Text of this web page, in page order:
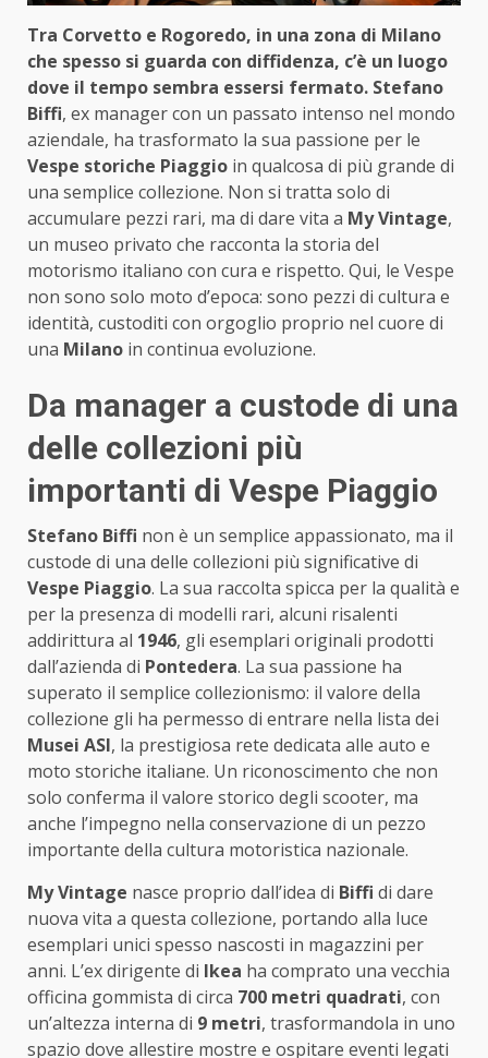
Tra Corvetto e Rogoredo, in una zona di Milano
che spesso si guarda con diffidenza, c’è un luogo
dove il tempo sembra essersi fermato. Stefano
Biffi, ex manager con un passato intenso nel mondo
aziendale, ha trasformato la sua passione per le
Vespe storiche Piaggio in qualcosa di più grande di
una semplice collezione. Non si tratta solo di
accumulare pezzi rari, ma di dare vita a My Vintage,
un museo privato che racconta la storia del
motorismo italiano con cura e rispetto. Qui, le Vespe
non sono solo moto d’epoca: sono pezzi di cultura e
identità, custoditi con orgoglio proprio nel cuore di
una Milano in continua evoluzione.
Da manager a custode di una
delle collezioni più
importanti di Vespe Piaggio
Stefano Biffi non è un semplice appassionato, ma il
custode di una delle collezioni più significative di
Vespe Piaggio. La sua raccolta spicca per la qualità e
per la presenza di modelli rari, alcuni risalenti
addirittura al 1946, gli esemplari originali prodotti
dall’azienda di Pontedera. La sua passione ha
superato il semplice collezionismo: il valore della
collezione gli ha permesso di entrare nella lista dei
Musei ASI, la prestigiosa rete dedicata alle auto e
moto storiche italiane. Un riconoscimento che non
solo conferma il valore storico degli scooter, ma
anche l’impegno nella conservazione di un pezzo
importante della cultura motoristica nazionale.
My Vintage nasce proprio dall’idea di Biffi di dare
nuova vita a questa collezione, portando alla luce
esemplari unici spesso nascosti in magazzini per
anni. L’ex dirigente di Ikea ha comprato una vecchia
officina gommista di circa 700 metri quadrati, con
un’altezza interna di 9 metri, trasformandola in uno
spazio dove allestire mostre e ospitare eventi legati